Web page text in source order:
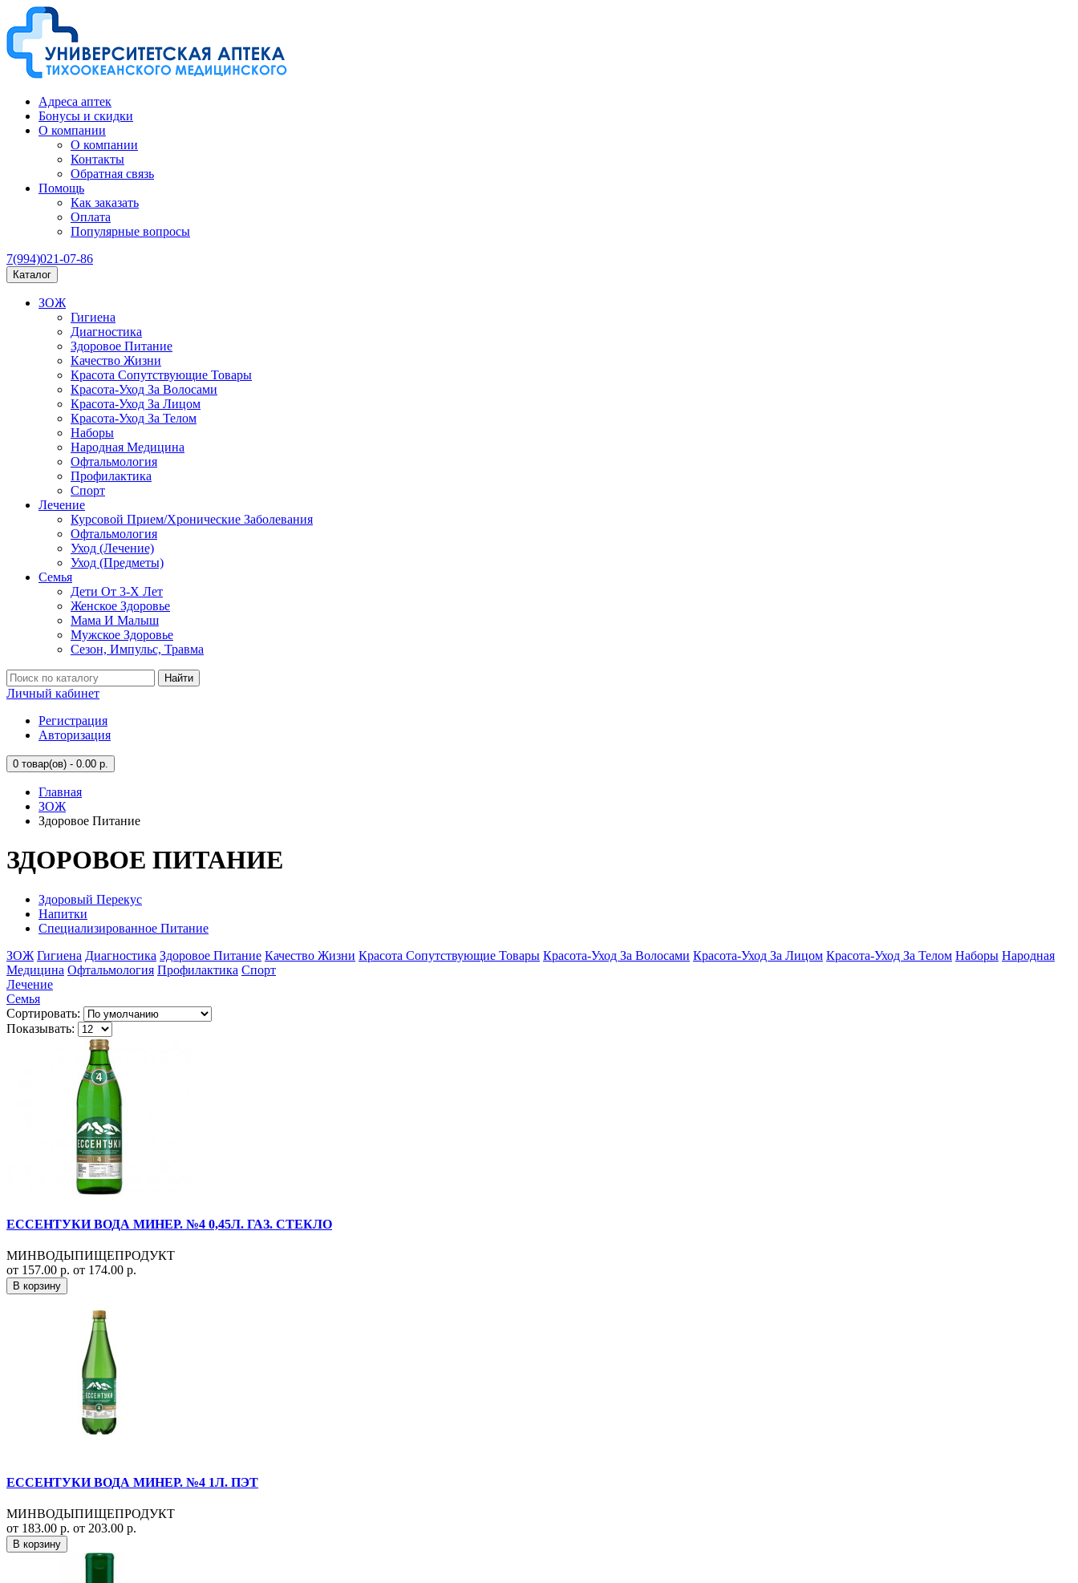
Адреса аптек
Бонусы и скидки
О компании
О компании
Контакты
Обратная связь
Помощь
Как заказать
Оплата
Популярные вопросы
7(994)021-07-86
Каталог
ЗОЖ
Гигиена
Диагностика
Здоровое Питание
Качество Жизни
Красота Сопутствующие Товары
Красота-Уход За Волосами
Красота-Уход За Лицом
Красота-Уход За Телом
Наборы
Народная Медицина
Офтальмология
Профилактика
Спорт
Лечение
Курсовой Прием/Хронические Заболевания
Офтальмология
Уход (Лечение)
Уход (Предметы)
Семья
Дети От 3-Х Лет
Женское Здоровье
Мама И Малыш
Мужское Здоровье
Сезон, Импульс, Травма
Найти
Личный кабинет
Регистрация
Авторизация
0 товар(ов) - 0.00 р.
Главная
ЗОЖ
Здоровое Питание
ЗДОРОВОЕ ПИТАНИЕ
Здоровый Перекус
Напитки
Специализированное Питание
ЗОЖ Гигиена Диагностика Здоровое Питание Качество Жизни Красота Сопутствующие Товары Красота-Уход За Волосами Красота-Уход За Лицом Красота-Уход За Телом Наборы Народная
Медицина Офтальмология Профилактика Спорт
Лечение
Семья
Сортировать:
Показывать:
ЕССЕНТУКИ ВОДА МИНЕР. №4 0,45Л. ГАЗ. СТЕКЛО
МИНВОДЫПИЩЕПРОДУКТ
от 157.00 р. от 174.00 р.
В корзину
ЕССЕНТУКИ ВОДА МИНЕР. №4 1Л. ПЭТ
МИНВОДЫПИЩЕПРОДУКТ
от 183.00 р. от 203.00 р.
В корзину